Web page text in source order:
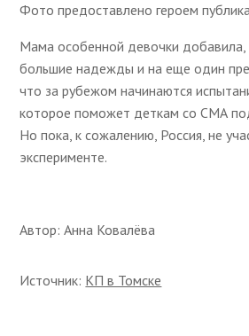
Фото предоставлено героем
Мама особенной девочки добавила,
большие надежды и на еще один
что за рубежом начинаются
которое поможет деткам со СМА
Но пока, к сожалению, Россия, не
эксперименте.
Автор: Анна Ковалёва
Источник: КП в Томске